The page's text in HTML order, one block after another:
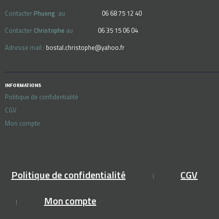
ContacterPhuong au 06 68 75 12 40
Contacter Christophe au 06 35 15 06 04
Adresse mail : bostal.christophe@yahoo.fr
INFORMATIONS
Politique de confidentialité
CGV
Mon compte
Politique de confidentialité
CGV
Mon compte